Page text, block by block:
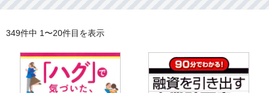
349件中 1〜20件目を表示